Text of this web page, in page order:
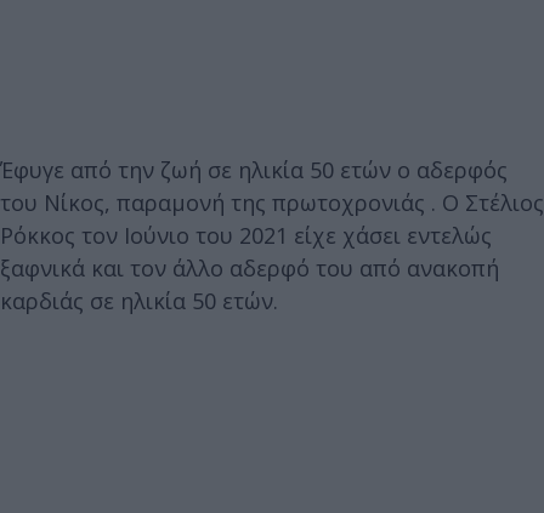
Έφυγε από την ζωή σε ηλικία 50 ετών ο αδερφός
του Νίκος, παραμονή της πρωτοχρονιάς . O Στέλιος
Ρόκκος τον Ιούνιο του 2021 είχε χάσει εντελώς
ξαφνικά και τον άλλο αδερφό του από ανακοπή
καρδιάς σε ηλικία 50 ετών.